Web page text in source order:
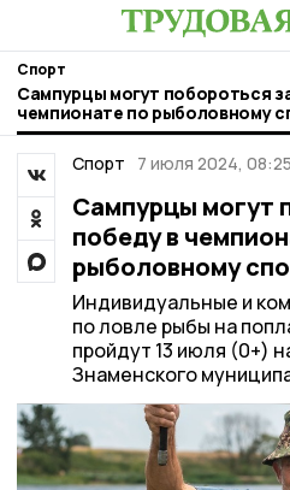
Спорт
Сампурцы могут побороться
чемпионате по рыболовному
Спорт
7 июля 2024, 08:25
Сампурцы могут
победу в
рыболовному
Индивидуальные и
по ловле рыбы на
пройдут 13 июля (0+)
Знаменского